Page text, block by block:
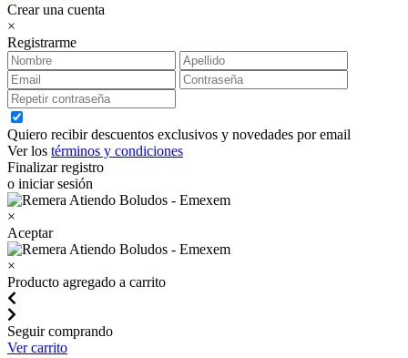
Crear una cuenta
×
Registrarme
Quiero recibir descuentos exclusivos y novedades por email
Ver los términos y condiciones
Finalizar registro
o iniciar sesión
×
Aceptar
×
Producto agregado a carrito
Seguir comprando
Ver carrito